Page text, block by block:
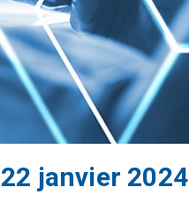
22 janvier 2024